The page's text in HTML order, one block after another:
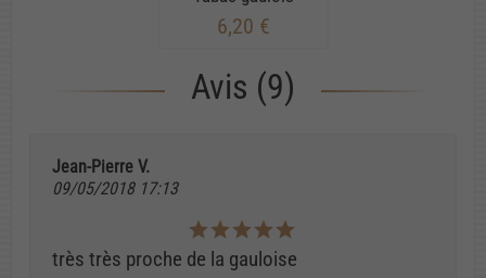
6,20 €
Avis (9)
Jean-Pierre V.
09/05/2018 17:13
très très proche de la gauloise